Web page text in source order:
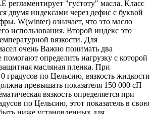
регламентирует "густоту" масла. Класс
двумя индексами через дефис с буквой
W(winter) означает, что это масло
использования. Второй индекс это
вязкости. Для
очень Важно понимать два
помогают определить нагрузку с которой
масляная пленка. При
градусов по Цельсию, вязкость жидкости
превышать показателя 150 000 сП
вязкость определяется при
по Цельсию, этот показатель в свою
ниже установленных для